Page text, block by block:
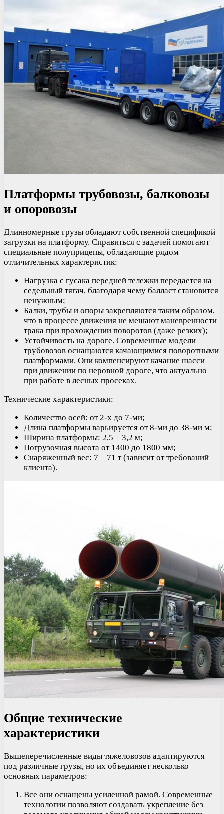
Платформы трубовозы, балковозы
и опоровозы
Длинномерные грузы обладают собственной спецификой
загрузки на платформу. Справиться с задачей помогают
специальные полуприцепы, обладающие рядом
отличительных характеристик:
Нагрузка с гусака передней тележки передается на
седельный тягач, благодаря чему балласт становится
ненужным;
Балки, трубы и опоры закрепляются таким образом,
что в процессе движения не мешают маневренности
трака при прохождении поворотов (даже резких);
Устойчивость на дороге. Современные модели
трубовозов оснащаются качающимися поворотными
платформами. Они компенсируют качание шасси
при движении по неровной дороге, что актуально
при работе в лесных просеках.
Технические характеристики:
Количество осей: от 2-х до 7-ми;
Длина платформы варьируется от 8-ми до 38-ми м;
Ширина платформы: 2,5 – 3,2 м;
Погрузочная высота от 1400 до 1800 мм;
Снаряженный вес: 7 – 71 т (зависит от требований
клиента).
Общие технические
характеристики
Вышеперечисленные виды тяжеловозов адаптируются
под различные грузы, но их объединяет несколько
основных параметров:
Все они оснащены усиленной рамой. Современные
технологии позволяют создавать укрепление без